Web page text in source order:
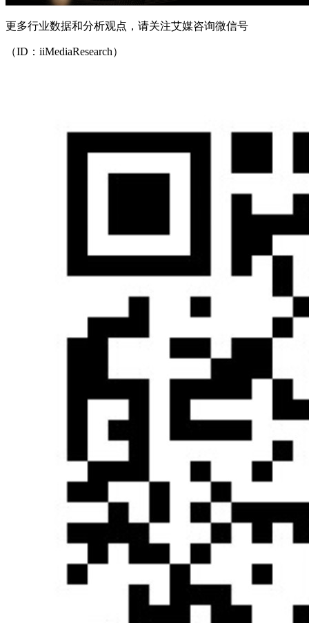
更多行业数据和分析观点，请关注艾媒咨询微信号
（ID：iiMediaResearch）